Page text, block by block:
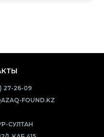
27-26-09
FOUND.KZ
СУЛТАН